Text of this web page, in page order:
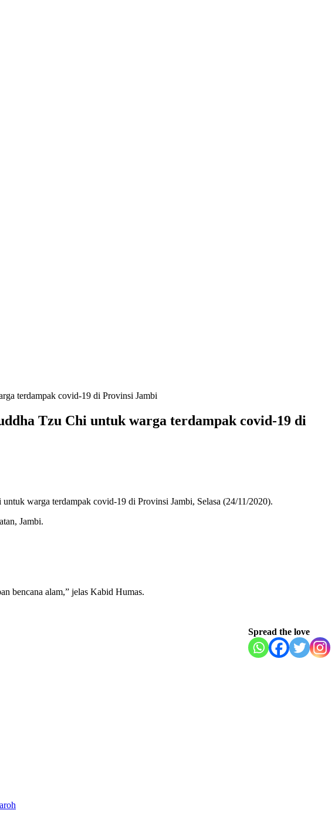
terdampak covid-19 di Provinsi Jambi
Tzu Chi untuk warga terdampak covid-19 di
warga terdampak covid-19 di Provinsi Jambi, Selasa (24/11/2020).
Jambi.
bencana alam,” jelas Kabid Humas.
Spread the love